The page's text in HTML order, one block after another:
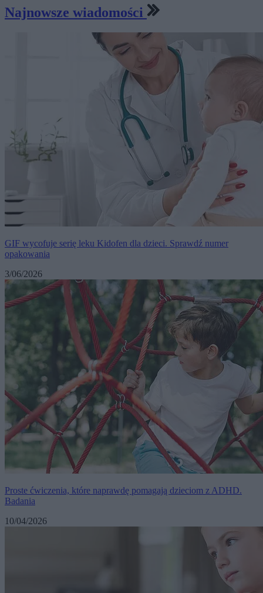
Najnowsze wiadomości
GIF wycofuje serię leku Kidofen dla dzieci. Sprawdź numer
opakowania
3/06/2026
Proste ćwiczenia, które naprawdę pomagają dzieciom z ADHD.
Badania
10/04/2026